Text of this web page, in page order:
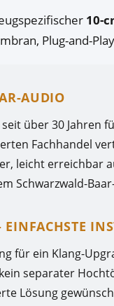
10-
Plug-and-
AUDIO
über 30 Jahren
Fachhandel
leicht erreichbar
Schwarzwald-
EINFACHSTE
für ein Klang-
separater
Lösung